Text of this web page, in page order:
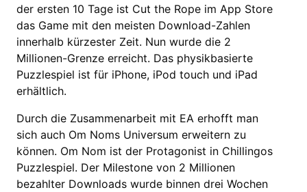
der ersten 10 Tage ist Cut the Rope im App Store
das Game mit den meisten Download-Zahlen
innerhalb kürzester Zeit. Nun wurde die 2
Millionen-Grenze erreicht. Das physikbasierte
Puzzlespiel ist für iPhone, iPod touch und iPad
erhältlich.
Durch die Zusammenarbeit mit EA erhofft man
sich auch Om Noms Universum erweitern zu
können. Om Nom ist der Protagonist in Chillingos
Puzzlespiel. Der Milestone von 2 Millionen
bezahlter Downloads wurde binnen drei Wochen